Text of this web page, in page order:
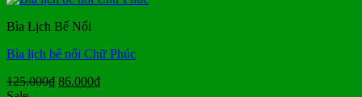
Bìa Lịch Bế Nổi
Bìa lịch bế nổi Chữ Phúc
125.000₫ Giá
86.000₫Giá